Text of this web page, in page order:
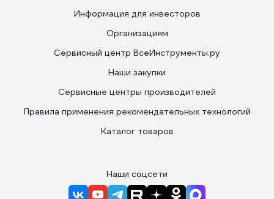
Информация для инвесторов
Организациям
Сервисный центр ВсеИнструменты.ру
Наши закупки
Сервисные центры производителей
Правила применения рекомендательных технологий
Каталог товаров
Наши соцсети